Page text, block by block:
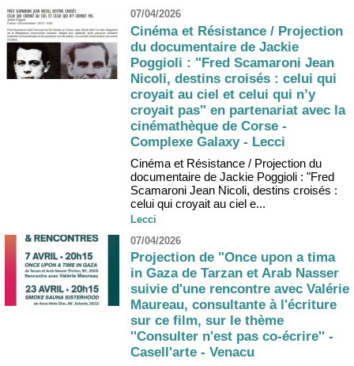
07/04/2026
Cinéma et Résistance / Projection
du documentaire de Jackie
Poggioli : "Fred Scamaroni Jean
Nicoli, destins croisés : celui qui
croyait au ciel et celui qui n’y
croyait pas" en partenariat avec la
cinémathèque de Corse -
Complexe Galaxy - Lecci
Cinéma et Résistance / Projection du
documentaire de Jackie Poggioli : "Fred
Scamaroni Jean Nicoli, destins croisés :
celui qui croyait au ciel e...
Lecci
07/04/2026
Projection de "Once upon a tima
in Gaza de Tarzan et Arab Nasser
suivie d'une rencontre avec Valérie
Maureau, consultante à l'écriture
sur ce film, sur le thème
''Consulter n'est pas co-écrire'' -
Casell'arte - Venacu